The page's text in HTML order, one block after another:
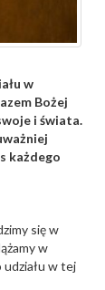
w
Bożej
i świata.
każdego
się w
w
w tej